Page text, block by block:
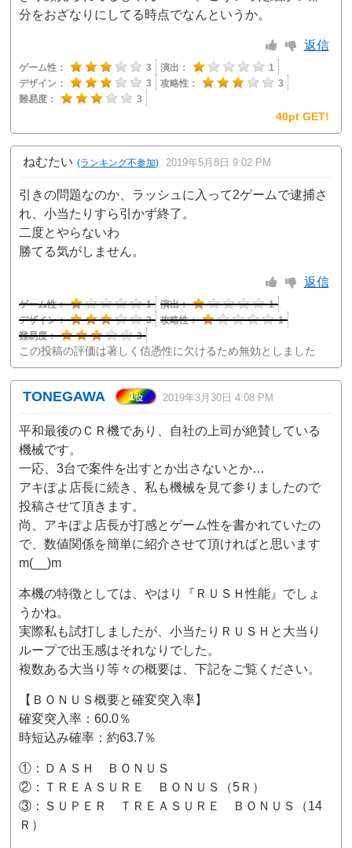
分をおざなりにしてる時点でなんというか。
返信
ゲーム性： 3 演出：
1
デザイン：
3 攻略性：
3
難易度：
3
40pt GET!
ねむたい (ランキング不参加) 2019年5月8日 9:02 PM
引きの問題なのか、ラッシュに入って2ゲームで逮捕さ
れ、小当たりすら引かず終了。
二度とやらないわ
勝てる気がしません。
返信
ゲーム性： 1 演出：
1
デザイン：
3 攻略性：
1
難易度：
3
この投稿の評価は著しく信憑性に欠けるため無効としました
TONEGAWA 1位 2019年3月30日 4:08 PM
平和最後のＣＲ機であり、自社の上司が絶賛している
機械です。
一応、3台で案件を出すとか出さないとか…
アキぽよ店長に続き、私も機械を見て参りましたので
投稿させて頂きます。
尚、アキぽよ店長が打感とゲーム性を書かれていたの
で、数値関係を簡単に紹介させて頂ければと思います
m(__)m
本機の特徴としては、やはり『ＲＵＳＨ性能』でしょ
うかね。
実際私も試打しましたが、小当たりＲＵＳＨと大当り
ループで出玉感はそれなりでした。
複数ある大当り等々の概要は、下記をご覧ください。
【ＢＯＮＵＳ概要と確変突入率】
確変突入率：60.0％
時短込み確率：約63.7％
①：ＤＡＳＨ ＢＯＮＵＳ
②：ＴＲＥＡＳＵＲＥ ＢＯＮＵＳ（5Ｒ）
③：ＳＵＰＥＲ ＴＲＥＡＳＵＲＥ ＢＯＮＵＳ（14
Ｒ）